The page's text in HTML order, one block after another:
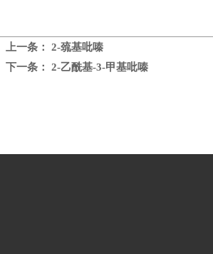
上一条： 2-巯基吡嗪
下一条：
2-乙酰基-3-甲基吡嗪